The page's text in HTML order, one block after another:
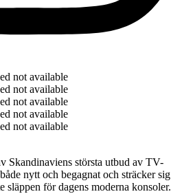
not available
not available
not available
not available
not available
Skandinaviens största utbud av TV-
nytt och begagnat och sträcker sig
släppen för dagens moderna konsoler.